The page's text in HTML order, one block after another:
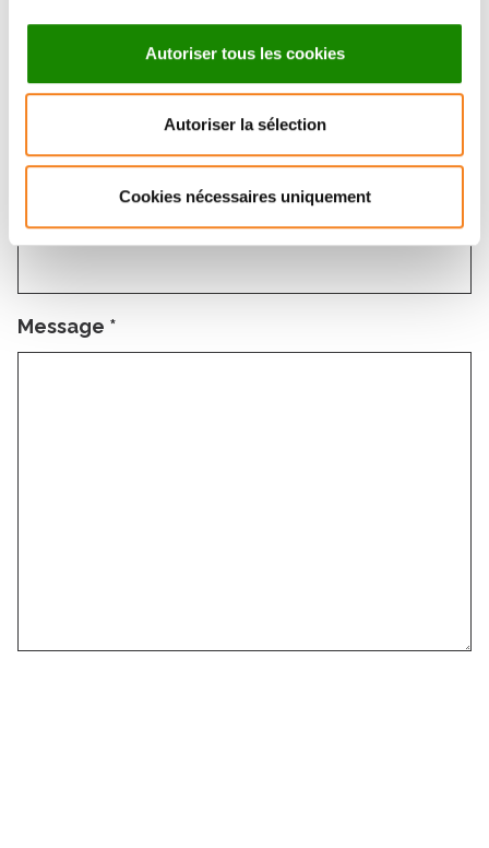
Autoriser tous les cookies
Autoriser la sélection
Cookies nécessaires uniquement
Email*
Message *